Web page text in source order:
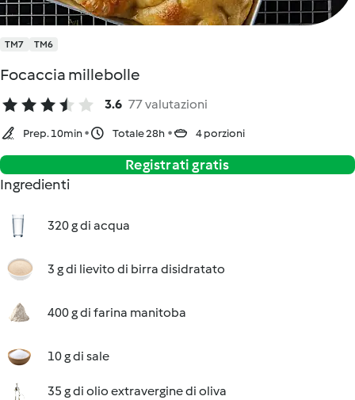
TM7 TM6
Focaccia millebolle
3.6 77 valutazioni
Prep. 10min Totale 28h 4 porzioni
Registrati gratis
Ingredienti
320 g di acqua
3 g di lievito di birra disidratato
400 g di farina manitoba
10 g di sale
35 g di olio extravergine di oliva